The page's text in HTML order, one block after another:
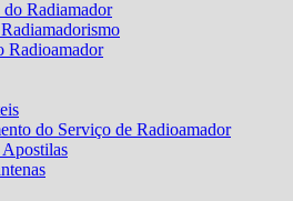
Radiamador
Radioamador
do Serviço de Radioamador
Apostilas